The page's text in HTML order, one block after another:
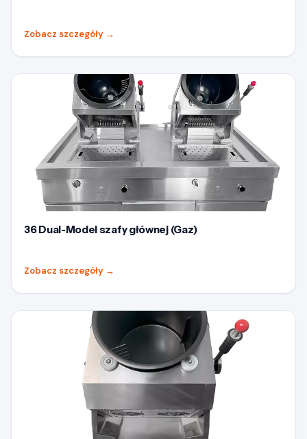
Zobacz szczegóły →
36 Dual-Model szafy głównej (Gaz)
Zobacz szczegóły →